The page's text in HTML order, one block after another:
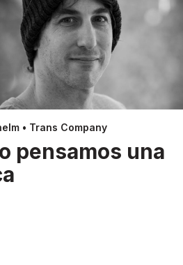
• Trans Company
pensamos una